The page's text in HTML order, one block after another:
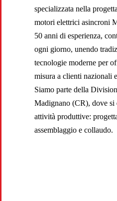
specializzata nella
motori elettrici asincroni
50 anni di esperienza,
ogni giorno, unendo
tecnologie moderne per
misura a clienti nazionali
Siamo parte della
Madignano (CR), dove si
attività produttive:
assemblaggio e collaudo.